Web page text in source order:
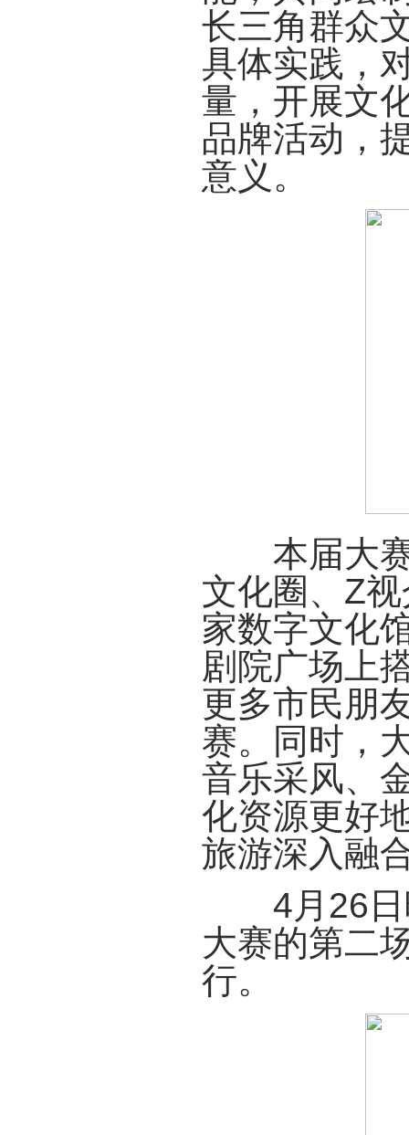
长三角群众
具体实践，
量，开展文
品牌活动，
意义。
本届大赛
文化圈、Z
家数字文化
剧院广场上
更多市民朋
赛。同时，
音乐采风、
化资源更好
旅游深入融
4月26日
大赛的第二
行。